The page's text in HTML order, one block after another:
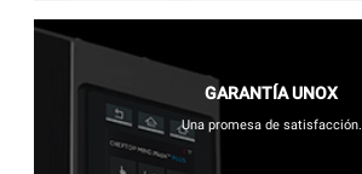
GARANTÍA UNOX
Una promesa de satisfacción.